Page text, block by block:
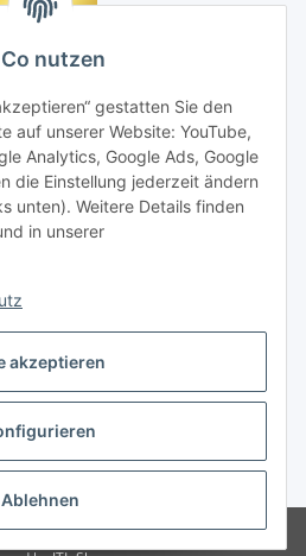
akzeptieren
Ablehnen
nutzen
gestatten Sie den
auf unserer Website: YouTube,
Analytics, Google Ads, Google
die Einstellung jederzeit ändern
unten). Weitere Details finden
in unserer
widerrufen
zzgl.Versand
Hanke